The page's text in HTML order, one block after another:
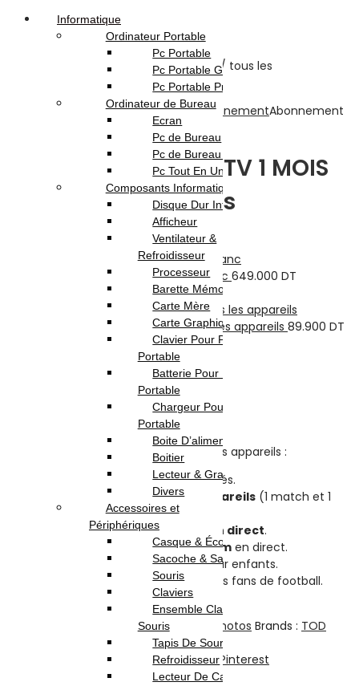
AccueilBoutiqueTV-Son-PhotosAbonnementAbonnement
TOD TV 1 MOIS / tous les appareils
Abonnement TOD TV 1 MOIS
/ tous les appareils
Previous product
Smartphone Itel S24 8Go 256Go Blanc 649.000 DT
Abonnement TOD TV 3 MOIS / tous les appareils 89.900 DT
Rupture de stock
Abonnement TOD TV 1 MOIS / tous les appareils :
5 appareils
connectés autorisés.
Streaming simultané sur
2 appareils (1 match et 1
VOD).
Sports en différé etmatchs en direct.
Émissions TV
films premium en direct.
chaînes
en direct pour enfants.
TOD 360 exclusivement pour les fans de football.
Support client disponible 24/7.
Abonnement,TV-Son-Photos Brands : TOD
Twitter LinkedIn Telegram Pinterest
Informatique
Ordinateur Portable
Pc Portable
Pc Portable Gamer
Pc Portable Pro
Ordinateur de Bureau
Ecran
Pc de Bureau
Pc de Bureau Gamer
Pc Tout En Un
Composants Informatique
Disque Dur Interne
Afficheur
Ventilateur &
Refroidisseur
Processeur
Barette Mémoire
Carte Mère
Carte Graphique
Clavier Pour Pc
Portable
Batterie Pour Pc
Portable
Chargeur Pour Pc
Portable
Boite D’alimentation
Boitier
Lecteur & Graveur
Divers
Accessoires et
Périphériques
Casque & Écouteur
Sacoche & Sac A Dos
Souris
Claviers
Ensemble Clavier et
Souris
Tapis De Souris
Refroidisseur
Lecteur De Cartes & Hub